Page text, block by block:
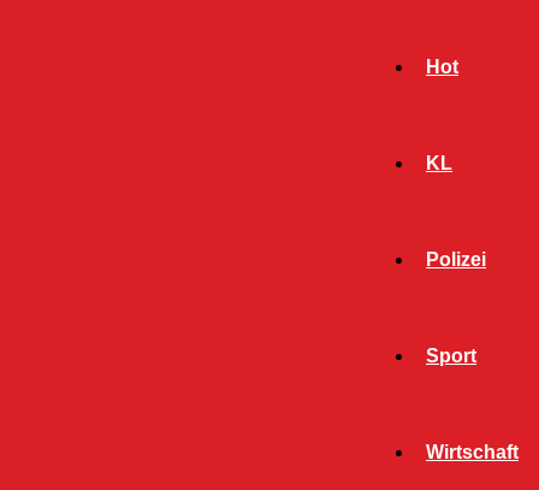
Hot
KL
Polizei
Sport
Wirtschaft